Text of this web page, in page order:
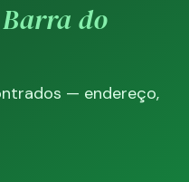
Barra do
— endereço,